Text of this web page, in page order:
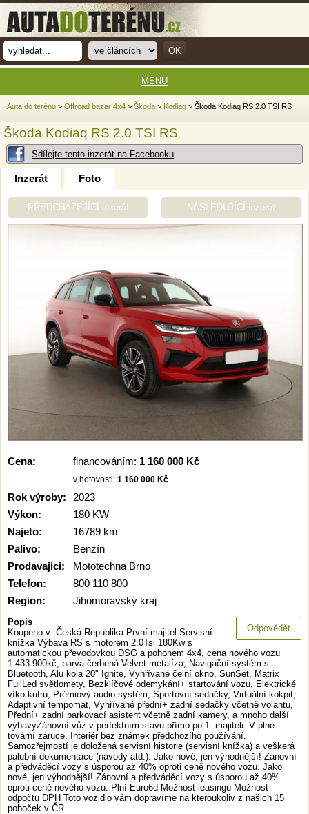
Auta do terénu > Offroad bazar 4x4 > Škoda > Kodiaq > Škoda Kodiaq RS 2.0 TSI RS
Škoda Kodiaq RS 2.0 TSI RS
Sdílejte tento inzerát na Facebooku
Inzerát Foto
PŘEDCHÁZEJÍCÍ inzerát NÁSLEDUJÍCÍ inzerát
Cena: financováním: 1 160 000 Kč
v hotovosti: 1 160 000 Kč
Rok výroby:
2023
Výkon:
180 KW
Najeto:
16789 km
Palivo:
Benzín
Prodavajici:
Mototechna Brno
Telefon:
800 110 800
Region:
Jihomoravský kraj
Odpovědět
Popis
Koupeno v: Česká Republika První majitel Servisní
knížka Výbava RS s motorem 2.0Tsi 180Kw s
automatickou převodovkou DSG a pohonem 4x4, cena nového vozu
1.433.900kč, barva čerbená Velvet metalíza, Navigační systém s
Bluetooth, Alu kola 20" Ignite, Vyhřívané čelní okno, SunSet, Matrix
FullLed světlomety, Bezklíčové odemykání+ startování vozu, Elektrické
víko kufru, Prémiový audio systém, Sportovní sedačky, Virtuální kokpit,
Adaptivní tempomat, Vyhřívané přední+ zadní sedačky včetně volantu,
Přední+ zadní parkovací asistent včetně zadní kamery, a mnoho další
výbavyZánovní vůz v perfektním stavu přímo po 1. majiteli. V plné
tovární záruce. Interiér bez známek předchozího používání.
Samozřejmostí je doložená servisní historie (servisní knížka) a veškerá
palubní dokumentace (návody atd.). Jako nové, jen výhodnější! Zánovní
a předváděcí vozy s úsporou až 40% oproti ceně nového vozu. Jako
nové, jen výhodnější! Zánovní a předváděcí vozy s úsporou až 40%
oproti ceně nového vozu. Plní Euro6d Možnost leasingu Možnost
odpočtu DPH Toto vozidlo vám dopravíme na kteroukoliv z našich 15
poboček v ČR.
MENU